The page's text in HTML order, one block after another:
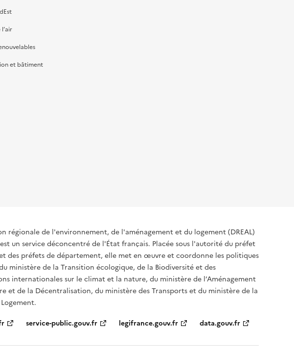
et bâtiment
régionale de l'environnement, de l'aménagement et du logement (DREAL)
un service déconcentré de l'État français. Placée sous l'autorité du préfet
des préfets de département, elle met en œuvre et coordonne les politiques
ministère de la Transition écologique, de la Biodiversité et des
internationales sur le climat et la nature, du ministère de l’Aménagement
et de la Décentralisation, du ministère des Transports et du ministère de la
service-public.gouv.fr legifrance.gouv.fr data.gouv.fr